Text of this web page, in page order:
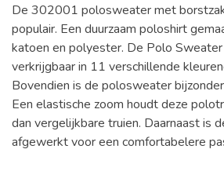
De 302001 polosweater met
populair. Een duurzaam poloshirt
katoen en polyester. De Polo
verkrijgbaar in 11 verschillende
Bovendien is de polosweater
Een elastische zoom houdt deze
dan vergelijkbare truien. Daarnaast is
afgewerkt voor een comfortabelere